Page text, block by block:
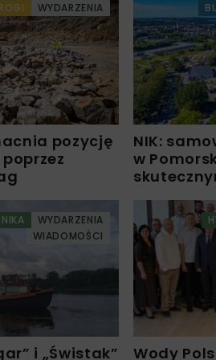
WYDARZENIA
pozycję
NIK:
w
WYDARZENIA
WIADOMOŚCI
i „Świstak”
Wody